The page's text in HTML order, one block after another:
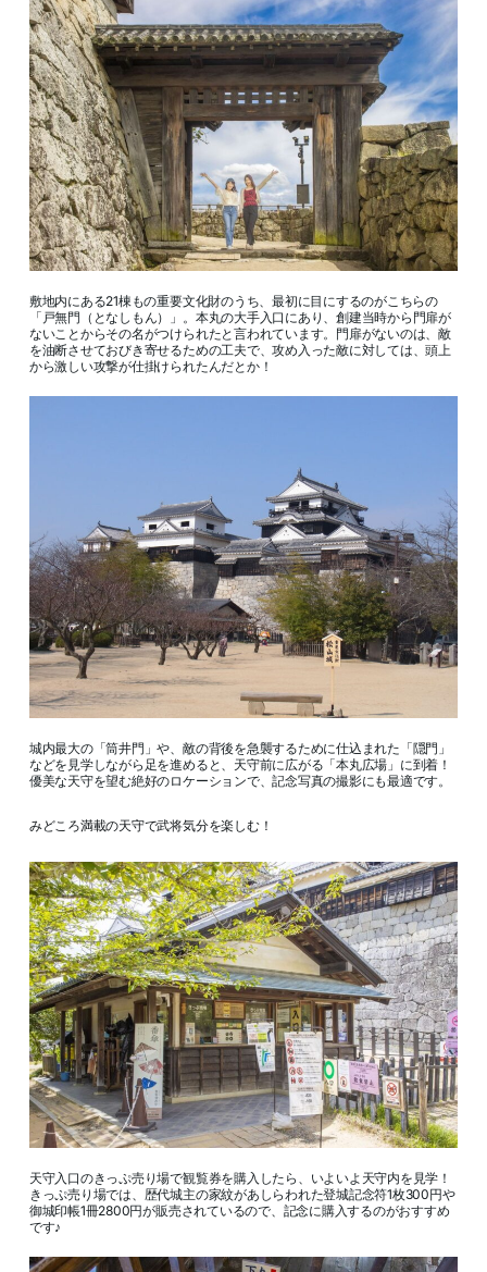
敷地内にある21棟もの重要文化財のうち、最初に目にするのがこちらの
「戸無門（となしもん）」。本丸の大手入口にあり、創建当時から門扉が
ないことからその名がつけられたと言われています。門扉がないのは、敵
を油断させておびき寄せるための工夫で、攻め入った敵に対しては、頭上
から激しい攻撃が仕掛けられたんだとか！
城内最大の「筒井門」や、敵の背後を急襲するために仕込まれた「隠門」
などを見学しながら足を進めると、天守前に広がる「本丸広場」に到着！
優美な天守を望む絶好のロケーションで、記念写真の撮影にも最適です。
みどころ満載の天守で武将気分を楽しむ！
天守入口のきっぷ売り場で観覧券を購入したら、いよいよ天守内を見学！
きっぷ売り場では、歴代城主の家紋があしらわれた登城記念符1枚300円や
御城印帳1冊2800円が販売されているので、記念に購入するのがおすすめ
です♪